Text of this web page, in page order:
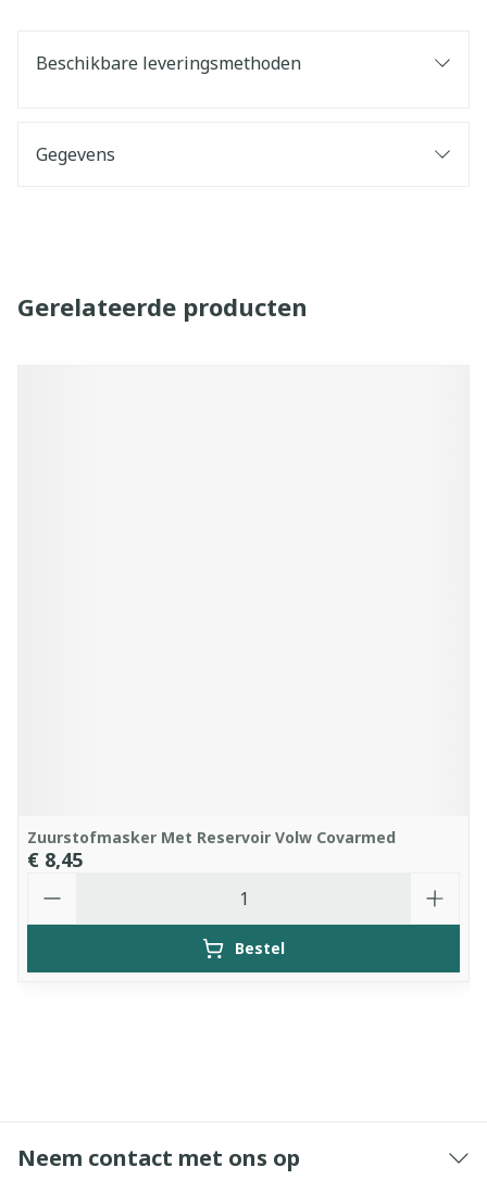
Beschikbare leveringsmethoden
Gegevens
Gerelateerde producten
Zuurstofmasker Met Reservoir Volw Covarmed
€ 8,45
Bestel
Neem contact met ons op